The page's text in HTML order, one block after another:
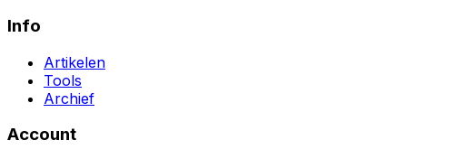
Info
Artikelen
Tools
Archief
Account